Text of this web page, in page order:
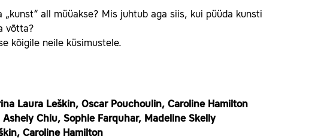
all müüakse? Mis juhtub aga siis, kui püüda kunsti
võtta?
kõigile neile küsimustele.
Laura Leškin, Oscar Pouchoulin, Caroline Hamilton
Chiu, Sophie Farquhar, Madeline Skelly
Caroline Hamilton